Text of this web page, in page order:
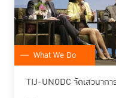
What We Do
TIJ-UNODC จัดเสวนา